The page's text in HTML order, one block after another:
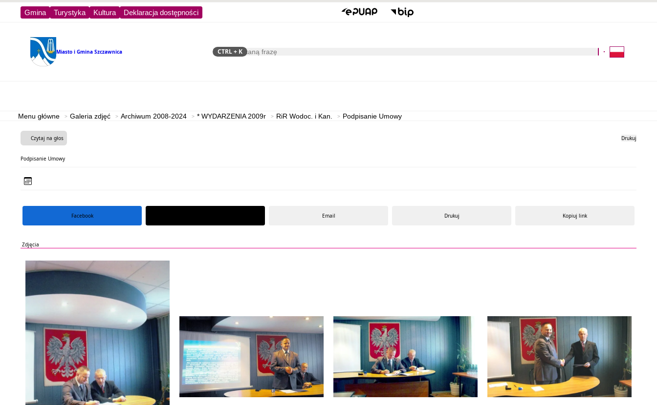
Gmina Turystyka Kultura Deklaracja dostępności
Miasto i Gmina Szczawnica Szukaj
CTRL+ K
Kliknij aby wyszukać za
Menu główne Galeria zdjęć Archiwum 2008-2024 * WYDARZENIA 2009r RiR Wodoc. i Kan. Podpisanie Umowy
Czytaj na głos Drukuj
Podpisanie Umowy
Facebook Email Drukuj Kopiuj link
Zdjęcia